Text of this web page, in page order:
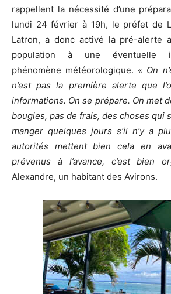
rappellent la nécessité d’une
lundi 24 février à 19h, le préfet de
Latron, a donc activé la pré-alerte
population à une éventuelle
phénomène météorologique. « On
n’est pas la première alerte que
informations. On se prépare. On met
bougies, pas de frais, des choses qui
manger quelques jours s’il n’y a
autorités mettent bien cela en
prévenus à l’avance, c’est bien
Alexandre, un habitant des Avirons.